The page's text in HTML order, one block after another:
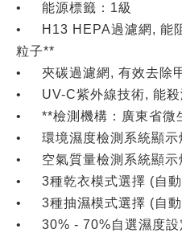
•
能源標籤：1級
•
H13 HEPA過濾網, 能
粒子**
•
夾碳過濾網, 有效去除
•
UV-C紫外線技術, 能
•
**檢測機構：廣東省微
•
環境濕度檢測系統顯示
•
空氣質量檢測系統顯示
•
3種乾衣模式選擇 (自
•
3種抽濕模式選擇 (自
•
30% - 70%自選濕度設